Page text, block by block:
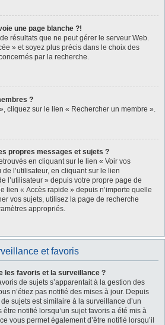
une page blanche ?!
résultats que ne peut gérer le serveur Web.
» et soyez plus précis dans le choix des
par la recherche.
?
cliquez sur le lien « Rechercher un membre ».
propres messages et sujets ?
en cliquant sur le lien « Voir vos
l’utilisateur, en cliquant sur le lien
l’utilisateur » depuis votre propre page de
lien « Accès rapide » depuis n’importe quelle
vos sujets, utilisez la page de recherche
appropriés.
et favoris
les favoris et la surveillance ?
de sujets s’apparentait à la gestion des
n’étiez pas notifié des mises à jour. Depuis
sujets est similaire à la surveillance d’un
notifié lorsqu’un sujet favoris a été mis à
vous permet également d’être notifié lorsqu’il